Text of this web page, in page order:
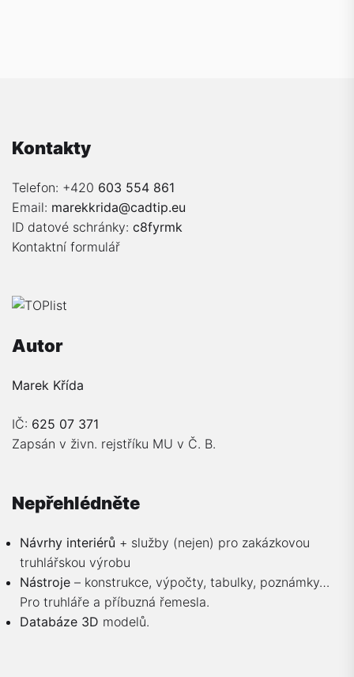
Kontakty
Telefon: +420 603 554 861
Email: marekkrida@cadtip.eu
ID datové schránky: c8fyrmk
Kontaktní formulář
Autor
Marek Křída
IČ: 625 07 371
Zapsán v živn. rejstříku MU v Č. B.
Nepřehlédněte
Návrhy interiérů + služby (nejen) pro zakázkovou
truhlářskou výrobu
Nástroje – konstrukce, výpočty, tabulky, poznámky…
Pro truhláře a příbuzná řemesla.
Databáze 3D modelů.